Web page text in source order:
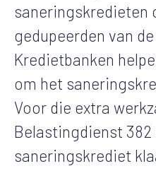
saneringskredieten
gedupeerden van
Kredietbanken
om het
Voor die extra
Belastingdienst 382
saneringskrediet